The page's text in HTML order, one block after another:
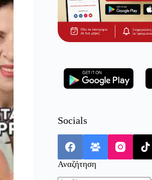
Socials
Αναζήτηση